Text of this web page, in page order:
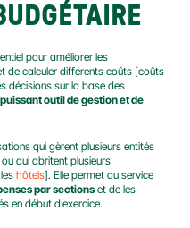
pour améliorer les
de calculer différents coûts [coûts
décisions sur la base des
puissant outil de gestion et de
qui gèrent plusieurs entités
qui abritent plusieurs
hôtels]. Elle permet au service
par sections et de les
en début d’exercice.